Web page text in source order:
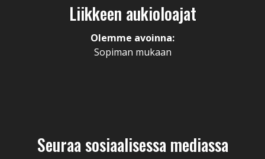
Liikkeen aukioloajat
Olemme avoinna:
Sopiman mukaan
Seuraa sosiaalisessa mediassa